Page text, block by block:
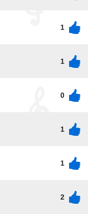
1
1
0
1
1
2